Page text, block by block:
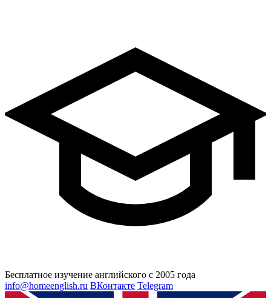
Бесплатное изучение английского с 2005 года
info@homeenglish.ru ВКонтакте Telegram